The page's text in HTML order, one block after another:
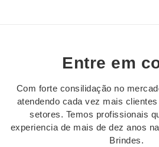
Entre em
Com forte consilidação no
atendendo cada vez mais
setores. Temos profissionais
experiencia de mais de dez anos
Brindes.